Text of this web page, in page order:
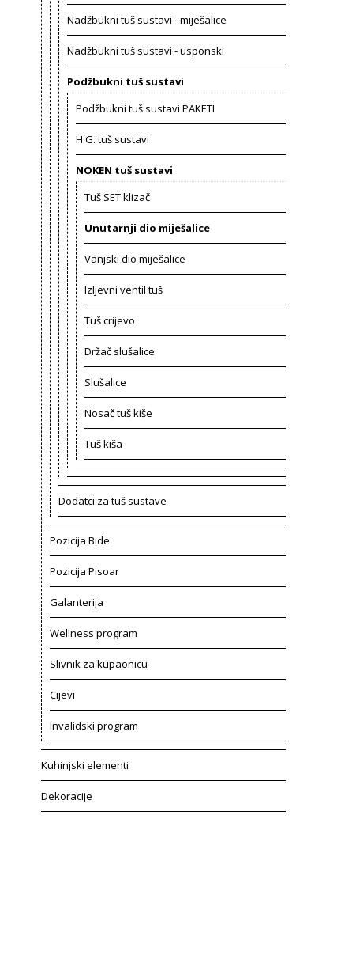
Nadžbukni tuš sustavi - miješalice
Nadžbukni tuš sustavi - usponski
Podžbukni tuš sustavi
Podžbukni tuš sustavi PAKETI
H.G. tuš sustavi
NOKEN tuš sustavi
Tuš SET klizač
Unutarnji dio miješalice
Vanjski dio miješalice
Izljevni ventil tuš
Tuš crijevo
Držač slušalice
Slušalice
Nosač tuš kiše
Tuš kiša
Dodatci za tuš sustave
Pozicija Bide
Pozicija Pisoar
Galanterija
Wellness program
Slivnik za kupaonicu
Cijevi
Invalidski program
Kuhinjski elementi
Dekoracije